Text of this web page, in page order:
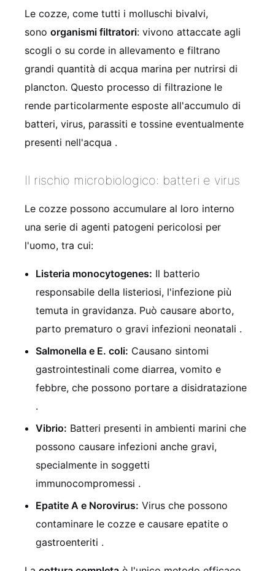
Le cozze, come tutti i molluschi bivalvi,
sono organismi filtratori: vivono attaccate agli
scogli o su corde in allevamento e filtrano
grandi quantità di acqua marina per nutrirsi di
plancton. Questo processo di filtrazione le
rende particolarmente esposte all'accumulo di
batteri, virus, parassiti e tossine eventualmente
presenti nell'acqua .
Il rischio microbiologico: batteri e virus
Le cozze possono accumulare al loro interno
una serie di agenti patogeni pericolosi per
l'uomo, tra cui:
Listeria monocytogenes: Il batterio
responsabile della listeriosi, l'infezione più
temuta in gravidanza. Può causare aborto,
parto prematuro o gravi infezioni neonatali .
Salmonella e E. coli: Causano sintomi
gastrointestinali come diarrea, vomito e
febbre, che possono portare a disidratazione
.
Vibrio: Batteri presenti in ambienti marini che
possono causare infezioni anche gravi,
specialmente in soggetti
immunocompromessi .
Epatite A e Norovirus: Virus che possono
contaminare le cozze e causare epatite o
gastroenteriti .